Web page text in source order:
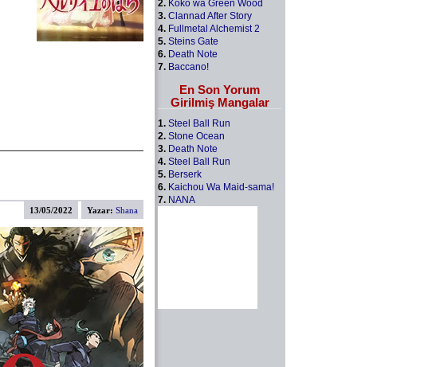
Yazar: Shana
13/05/2022
2. Koko wa Green Wood
3. Clannad After Story
4. Fullmetal Alchemist 2
5. Steins Gate
6. Death Note
7. Baccano!
En Son Yorum
Girilmiş Mangalar
1. Steel Ball Run
2. Stone Ocean
3. Death Note
4. Steel Ball Run
5. Berserk
6. Kaichou Wa Maid-sama!
7. NANA